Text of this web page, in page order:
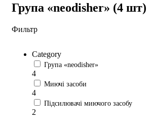
Група «neodisher» (4 шт)
Фильтр
Category
Група «neodisher»
4
Миючі засоби
4
Підсилювачі миючого засобу
2